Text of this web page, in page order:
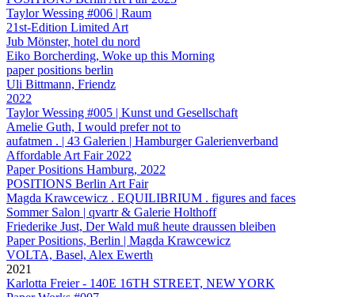
Taylor Wessing #006 | Raum
21st-Edition Limited Art
Jub Mönster, hotel du nord
Eiko Borcherding, Woke up this Morning
paper positions berlin
Uli Bittmann, Friendz
2022
Taylor Wessing #005 | Kunst und Gesellschaft
Amelie Guth, I would prefer not to
aufatmen . | 43 Galerien | Hamburger Galerienverband
Affordable Art Fair 2022
Paper Positions Hamburg, 2022
POSITIONS Berlin Art Fair
Magda Krawcewicz . EQUILIBRIUM . figures and faces
Sommer Salon | qvartr & Galerie Holthoff
Friederike Just, Der Wald muß heute draussen bleiben
Paper Positions, Berlin | Magda Krawcewicz
VOLTA, Basel, Alex Ewerth
2021
Karlotta Freier - 140E 16TH STREET, NEW YORK